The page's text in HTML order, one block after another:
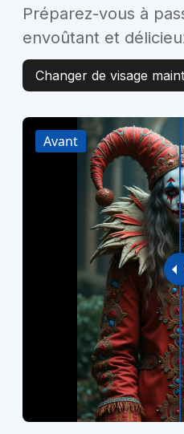
Préparez-vous à
envoûtant et
Changer de visage
Avant